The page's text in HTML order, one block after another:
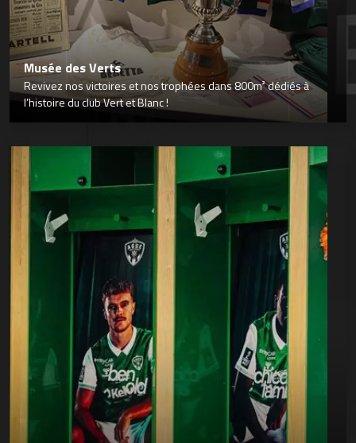
Musée des Verts
Revivez nos victoires et nos trophées dans 800m² dédiés à
l’histoire du club Vert et Blanc !